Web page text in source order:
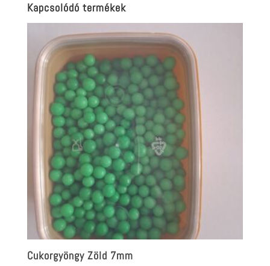
Kapcsolódó termékek
Cukorgyöngy Zöld 7mm